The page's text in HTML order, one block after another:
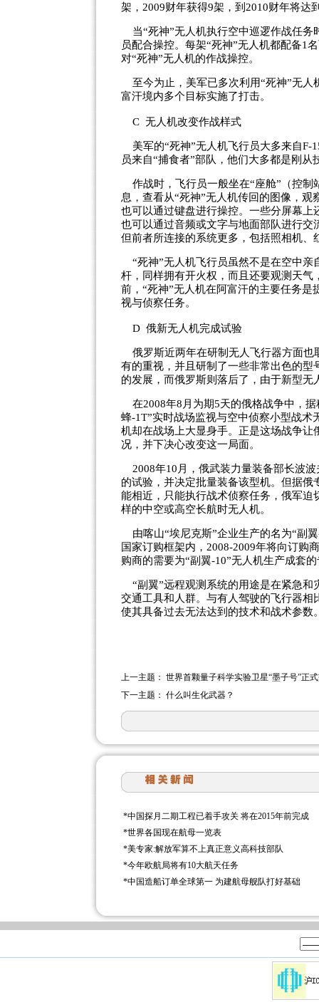
架，2009财年获得9架，到2010财年将达
当“死神”无人机执行空中巡逻作战任务
员配合操控。每架“死神”无人机都配备1
对“死神”无人机的作战操控。
至今为止，美军已多次利用“死神”无人
富汗境内多个目标实施了打击。
C 无人机改变作战样式
美军的“死神”无人机飞行员大多来自F-
员来自“捕食者”部队，他们大多都是刚从
作战时，飞行员一般坐在“座舱”（控制
息，查看从“死神”无人机传回的图像，
也可以通过键盘进行操控。一些分屏幕
也可以通过音频或文字与地面部队进行
但前者所连接的系统更多，包括照相机
“死神”无人机飞行员虽然不是在空中亲
杆，同样拥有开火权，而且还要观测天
前，“死神”无人机在阿富汗的主要任务
视与侦察任务。
D 俄新无人机完成试验
俄罗斯近两年在研制无人飞行器方面也
有的重视，并且研制了一些非常出色的
的发展，而俄罗斯则落后了，由于新型
在2008年8月为期5天的俄格战争中，
蜂-1T”实时战场监视与空中侦察小型战术
机却在战场上大显身手。正是这场战争
况，并下决心改变这一局面。
2008年10月，俄武装力量装备部长波
的试验，并决定批量装备该型机。但据
能相近，只能执行战术侦察任务，俄军迫
样的中空或高空长航时无人机。
由喀山“埃尼克斯”企业生产的名为“副
国家订购框架内，2008-2009年将向订购
购商的需要为“副翼-10”无人机生产成套
“副翼”远程观测系统的用途是在紧急和
交通工具和人群。与有人驾驶的飞行器
使其具备过去无法达到的技术和战术参
上一主题： 世界首颗量子科学实验卫星“墨子号”正
下一主题： 什么叫生化武器？
*中国探月二期工程已着手攻关 将在2015年前完成
*世界各国现在航母一览表
*美专家:解放军算不上真正意义高科技部队
*今年欧航局将有10大航天任务
*中国造船订单全球第一 为建航母舰队打好基础